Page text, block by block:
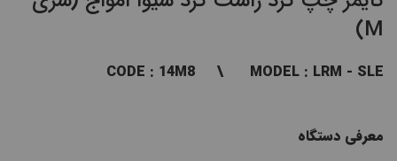
M)
CODE : 14M8 \ MODEL : LRM - SLE
معرفی دستگاه